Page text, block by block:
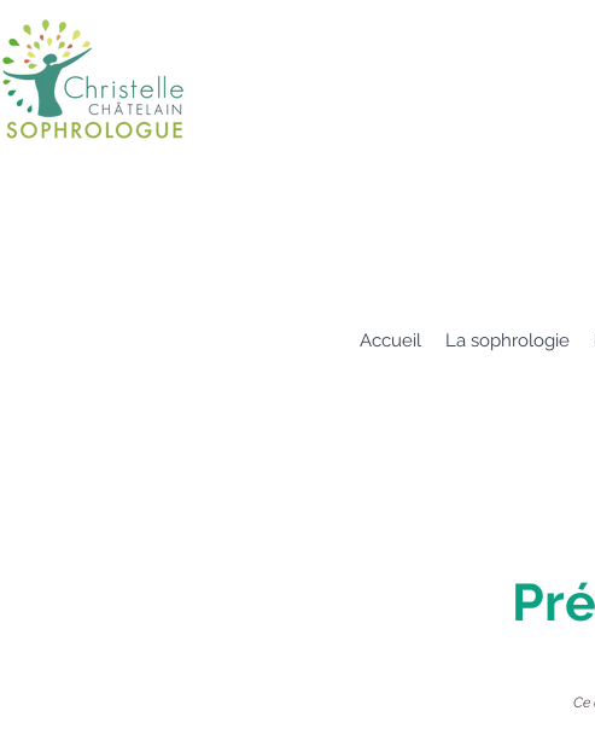
Accueil La sophrologie
Ce